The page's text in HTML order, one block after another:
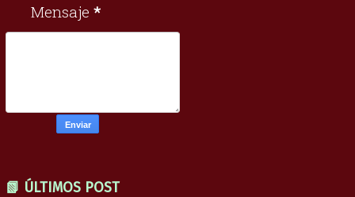
Mensaje *
📗 ÚLTIMOS POST